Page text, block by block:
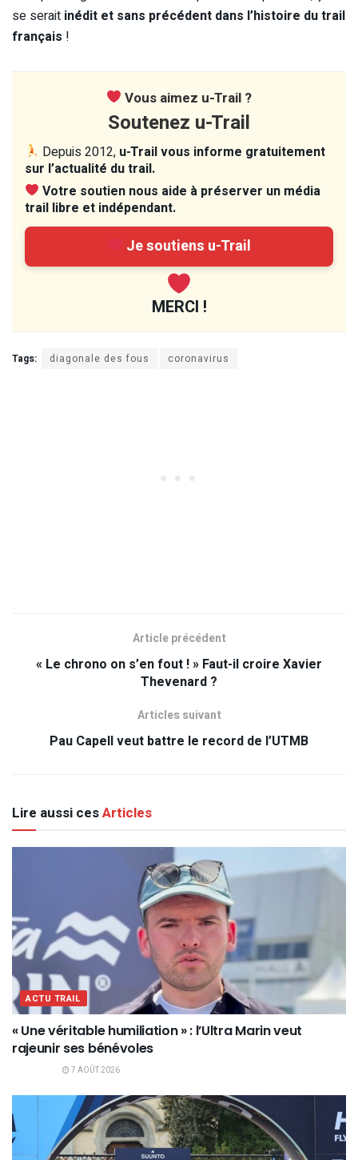
se serait inédit et sans précédent dans l’histoire du trail
français !
Vous aimez u-Trail ?
Soutenez u-Trail
Depuis 2012, u-Trail vous informe gratuitement
sur l’actualité du trail.
Votre soutien nous aide à préserver un média
trail libre et indépendant.
Je soutiens u-Trail
MERCI !
Tags: diagonale des fous coronavirus
Article précédent
« Le chrono on s’en fout ! » Faut-il croire Xavier
Thevenard ?
Articles suivant
Pau Capell veut battre le record de l’UTMB
Lire aussi cesArticles
ACTU TRAIL
« Une véritable humiliation » : l’Ultra Marin veut
rajeunir ses bénévoles
7 AOÛT 2026